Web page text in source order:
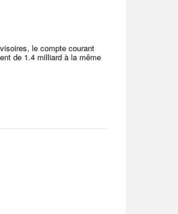
le compte courant
de 1.4 milliard à la même